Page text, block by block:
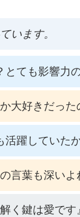
います。
ても影響力
大好きだった
躍していた
言葉も深いよ
く鍵は愛で